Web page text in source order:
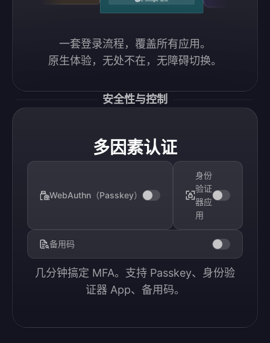
一套登录流程，覆盖所有应用。
原生体验，无处不在，无障碍切换。
安全性与控制
多因素认证
WebAuthn（Passkey）
身份
验证
器应
用
备用码
几分钟搞定 MFA。支持 Passkey、身份验
证器 App、备用码。